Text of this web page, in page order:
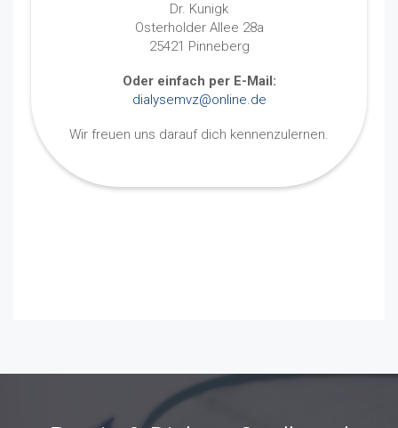
Dr. Kunigk
Osterholder Allee 28a
25421 Pinneberg
Oder einfach per E-Mail:
dialysemvz@online.de
Wir freuen uns darauf dich kennenzulernen.